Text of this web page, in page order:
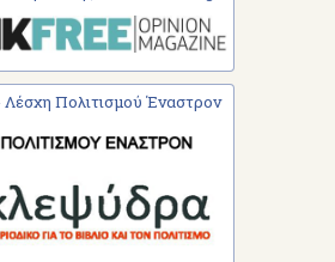
Πολιτισμού Έναστρον